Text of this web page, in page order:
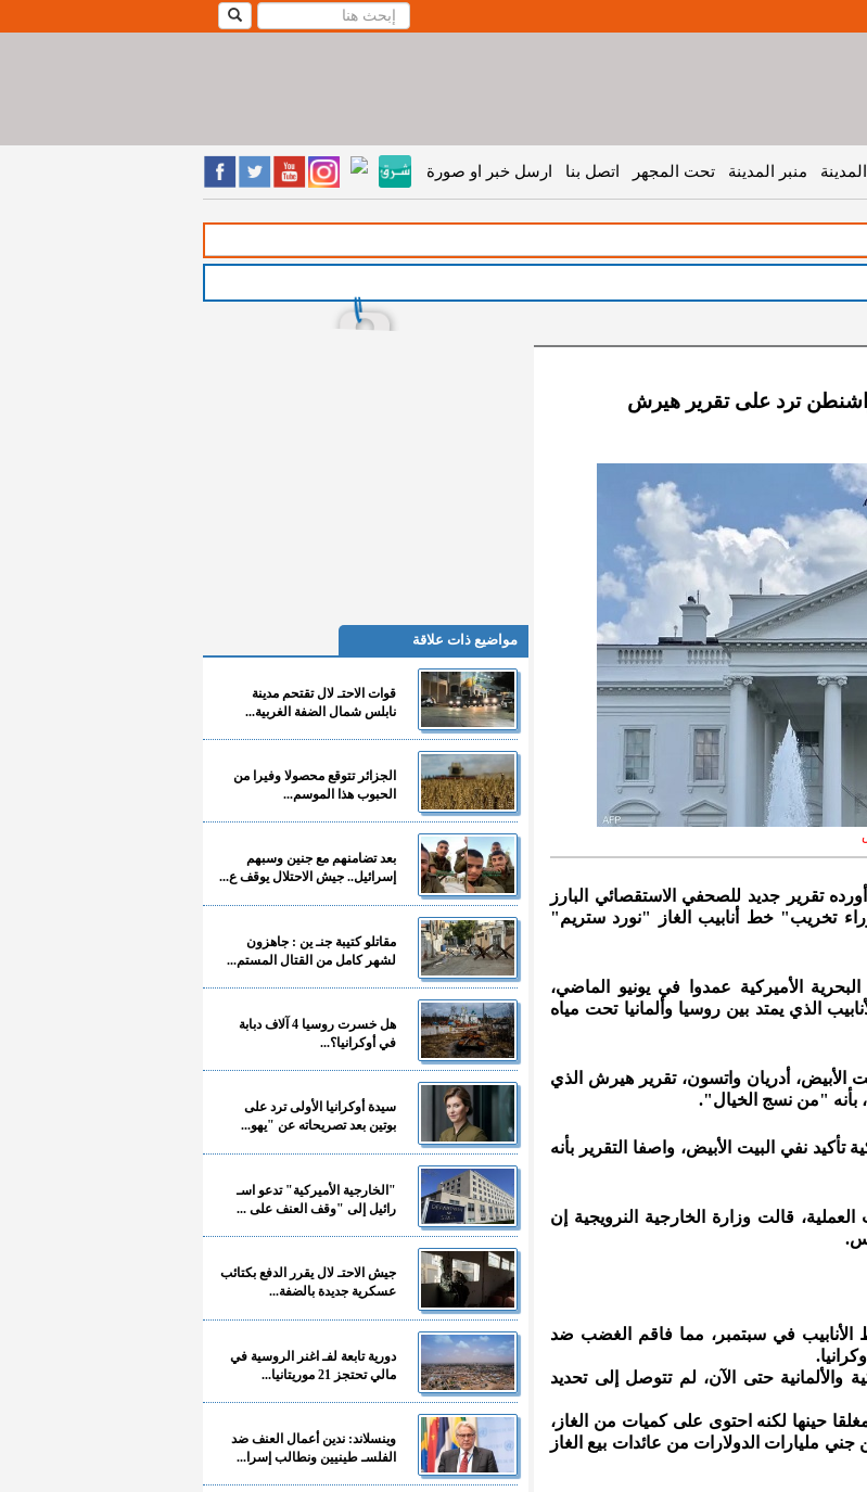
منبر المدينة تحت المجهر اتصل بنا ارسل خبر او صورة
ترد على تقرير هيرش
تقرير جديد للصحفي الاستقصائي البارز
تخريب" خط أنابيب الغاز "نورد ستريم"
الأميركية عمدوا في يونيو الماضي،
الذي يمتد بين روسيا وألمانيا تحت مياه
أدريان واتسون، تقرير هيرش الذي
"من نسج الخيال".
نفي البيت الأبيض، واصفا التقرير بأنه
قالت وزارة الخارجية النرويجية إن
في سبتمبر، مما فاقم الغضب ضد
والألمانية حتى الآن، لم تتوصل إلى تحديد
حينها لكنه احتوى على كميات من الغاز،
مليارات الدولارات من عائدات بيع الغاز
مواضيع ذات علاقة
قوات الاحتـ لال تقتحم مدينة
نابلس شمال الضفة الغربية...
الجزائر تتوقع محصولا وفيرا من
الحبوب هذا الموسم...
بعد تضامنهم مع جنين وسبهم
إسرائيل.. جيش الاحتلال يوقف ع...
مقاتلو كتيبة جنـ ين : جاهزون
لشهر كامل من القتال المستم...
هل خسرت روسيا 4 آلاف دبابة
في أوكرانيا؟...
سيدة أوكرانيا الأولى ترد على
بوتين بعد تصريحاته عن "يهو...
"الخارجية الأميركية" تدعو اسـ
رائيل إلى "وقف العنف على ...
جيش الاحتـ لال يقرر الدفع بكتائب
عسكرية جديدة بالضفة...
دورية تابعة لفـ اغنر الروسية في
مالي تحتجز 21 موريتانيا...
وينسلاند: ندين أعمال العنف ضد
الفلسـ طينيين ونطالب إسرا...